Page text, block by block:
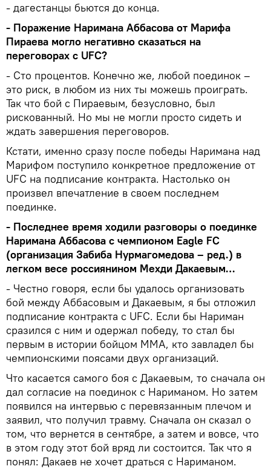
- дагестанцы бьются до конца.
- Поражение Наримана Аббасова от Марифа
Пираева могло негативно сказаться на
переговорах с UFC?
- Сто процентов. Конечно же, любой поединок –
это риск, в любом из них ты можешь проиграть.
Так что бой с Пираевым, безусловно, был
рискованный. Но мы не могли просто сидеть и
ждать завершения переговоров.
Кстати, именно сразу после победы Наримана над
Марифом поступило конкретное предложение от
UFC на подписание контракта. Настолько он
произвел впечатление в своем последнем
поединке.
- Последнее время ходили разговоры о поединке
Наримана Аббасова с чемпионом Eagle FC
(организация Забиба Нурмагомедова – ред.) в
легком весе россиянином Мехди Дакаевым…
- Честно говоря, если бы удалось организовать
бой между Аббасовым и Дакаевым, я бы отложил
подписание контракта с UFC. Если бы Нариман
сразился с ним и одержал победу, то стал бы
первым в истории бойцом ММА, кто завладел бы
чемпионскими поясами двух организаций.
Что касается самого боя с Дакаевым, то сначала он
дал согласие на поединок с Нариманом. Но затем
появился на интервью с перевязанным плечом и
заявил, что получил травму. Сначала он сказал о
том, что вернется в сентябре, а затем и вовсе, что
в этом году этот бой вряд ли состоится. Так что я
понял: Дакаев не хочет драться с Нариманом.